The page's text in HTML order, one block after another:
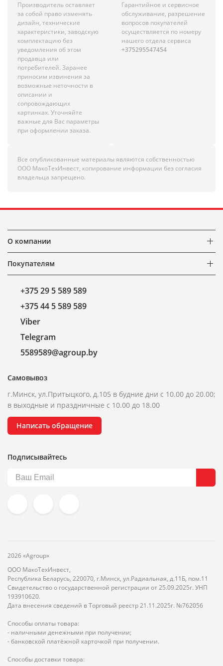
Производитель оставляет
за собой право изменять
дизайн, технические
характеристики, заводскую
комплектацию без
уведомления об этом
продавца или
потребителей. Заранее
приносим извинения за
возможные неточности в
описании и
сопровождающих
картинках. Уточняйте
важные для Вас параметры
при оформлении заказа.
Гарантийное и сервисное
обслуживание, разрешение
вопросов покупателей
осуществляется по номеру
нашего отдела сервиса
+375295547454
Все опубликованные материалы являются собственностью
ООО МакоТехИнвест, копирование информации без согласия
владельца запрещено.
О компании
Покупателям
+375 29 5 589 589
+375 44 5 589 589
Viber
Telegram
5589589@agroup.by
Самовывоз
г.Минск, ул.Притыцкого, д.105 в будние дни с 10.00 до 20.00;
в выходные и праздничные с 10.00 до 18.00
Написать обращение
Подписывайтесь
2026 «Agroup»
ООО МакоТехИнвест,
Республика Беларусь, 220070, г.Минск, ул.Радиальная, д.11Б, пом.11
Свидетельство о государственной регистрации от 25.09.2025г. УНП
193910620.
Дата внесения сведений в Торговый реестр 21.11.2025г. №762056
Способы оплаты товара:
- наличными денежными при получении;
- банковской платёжной карточкой при получении.
Способы доставки товара: